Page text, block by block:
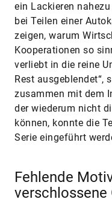
ein Lackieren
bei Teilen einer
zeigen, warum
Kooperationen so
verliebt in die reine
Rest ausgeblendet“,
zusammen mit dem
der wiederum nicht
können, konnte die
Serie eingeführt
Fehlende
verschlossene